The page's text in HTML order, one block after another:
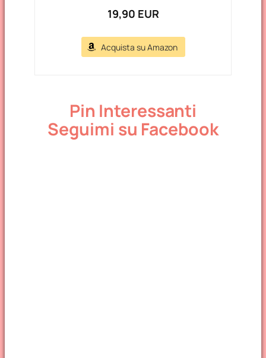
19,90 EUR
Acquista su Amazon
Pin Interessanti
Seguimi su Facebook